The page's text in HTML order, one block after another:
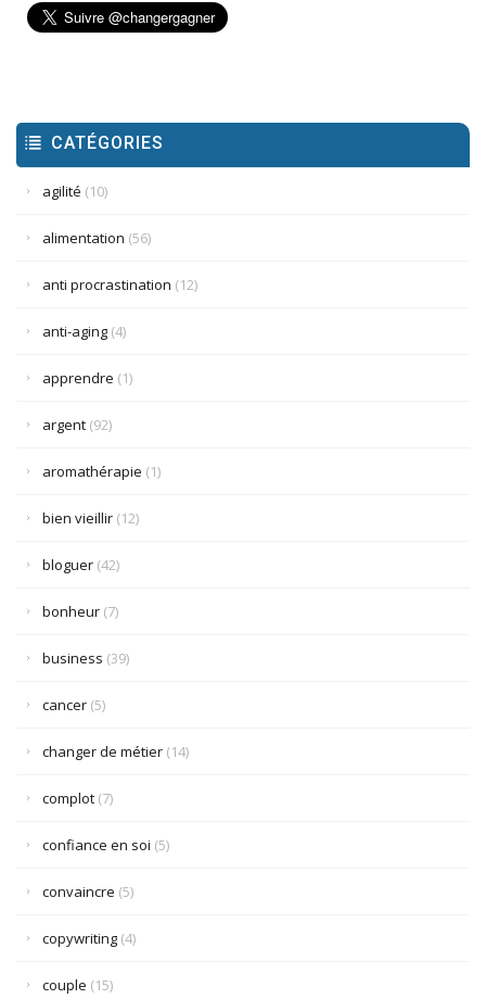
CATÉGORIES
agilité (10)
alimentation (56)
anti procrastination (12)
anti-aging (4)
apprendre (1)
argent (92)
aromathérapie (1)
bien vieillir (12)
bloguer (42)
bonheur (7)
business (39)
cancer (5)
changer de métier (14)
complot (7)
confiance en soi (5)
convaincre (5)
copywriting (4)
couple (15)